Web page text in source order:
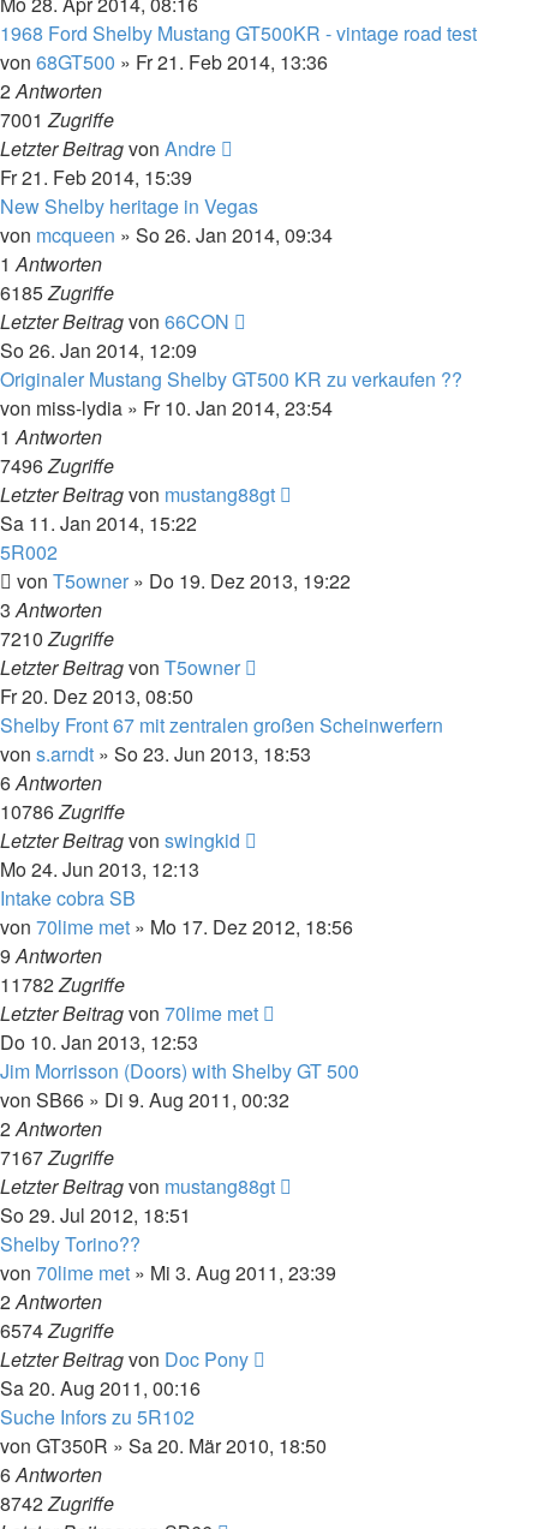
1968 Ford Shelby Mustang GT500KR - vintage road test
von 68GT500 » Fr 21. Feb 2014, 13:36
2Antworten
7001Zugriffe
Letzter Beitragvon Andre
Fr 21. Feb 2014, 15:39
New Shelby heritage in Vegas
von mcqueen » So 26. Jan 2014, 09:34
1Antworten
6185Zugriffe
Letzter Beitragvon 66CON
So 26. Jan 2014, 12:09
Originaler Mustang Shelby GT500 KR zu verkaufen ??
von miss-lydia » Fr 10. Jan 2014, 23:54
1Antworten
7496Zugriffe
Letzter Beitragvon mustang88gt
Sa 11. Jan 2014, 15:22
5R002
von T5owner » Do 19. Dez 2013, 19:22
3Antworten
7210Zugriffe
Letzter Beitragvon T5owner
Fr 20. Dez 2013, 08:50
Shelby Front 67 mit zentralen großen Scheinwerfern
von s.arndt » So 23. Jun 2013, 18:53
6Antworten
10786Zugriffe
Letzter Beitragvon swingkid
Mo 24. Jun 2013, 12:13
Intake cobra SB
von 70lime met » Mo 17. Dez 2012, 18:56
9Antworten
11782Zugriffe
Letzter Beitragvon 70lime met
Do 10. Jan 2013, 12:53
Jim Morrisson (Doors) with Shelby GT 500
von SB66 » Di 9. Aug 2011, 00:32
2Antworten
7167Zugriffe
Letzter Beitragvon mustang88gt
So 29. Jul 2012, 18:51
Shelby Torino??
von 70lime met » Mi 3. Aug 2011, 23:39
2Antworten
6574Zugriffe
Letzter Beitragvon Doc Pony
Sa 20. Aug 2011, 00:16
Suche Infors zu 5R102
von GT350R » Sa 20. Mär 2010, 18:50
6Antworten
8742Zugriffe